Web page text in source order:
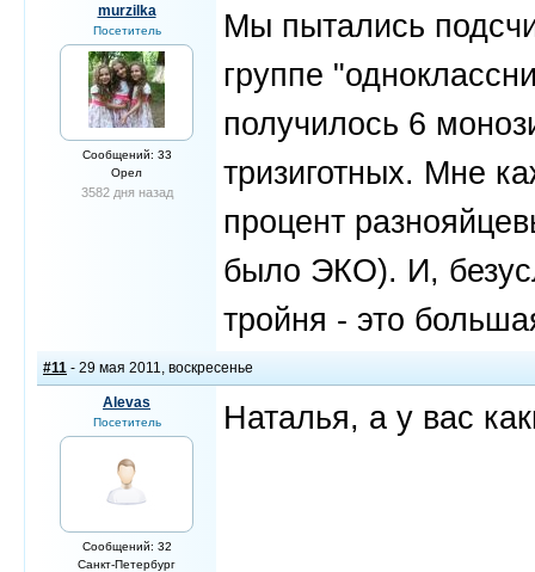
murzilka
Посетитель
Сообщений: 33
Орел
3582 дня назад
Мы пытались
группе
получилось 6
тризиготных. Мне
процент
было ЭКО). И,
тройня - это
#11 - 29 мая 2011, воскресенье
Alevas
Посетитель
Сообщений: 32
Санкт-Петербург
Наталья, а у вас